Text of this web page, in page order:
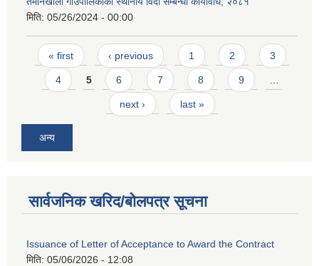
मिति: 05/26/2024 - 00:00
Pages
« first ‹ previous 1 2 3
4 5 6 7 8 9 …
next › last »
अन्य
सार्वजनिक खरिद/बोलपत्र सूचना
Issuance of Letter of Acceptance to Award the Contract
मिति: 05/06/2026 - 12:08